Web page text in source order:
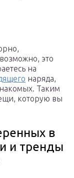
это
на
наряда,
Таким
которую вы
в
и тренды